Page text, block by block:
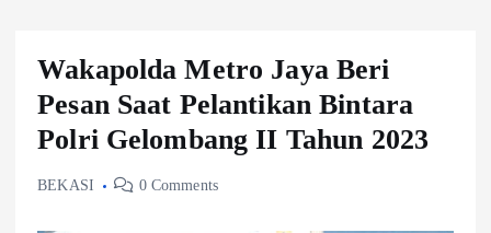
Wakapolda Metro Jaya Beri
Pesan Saat Pelantikan Bintara
Polri Gelombang II Tahun 2023
BEKASI 0 Comments